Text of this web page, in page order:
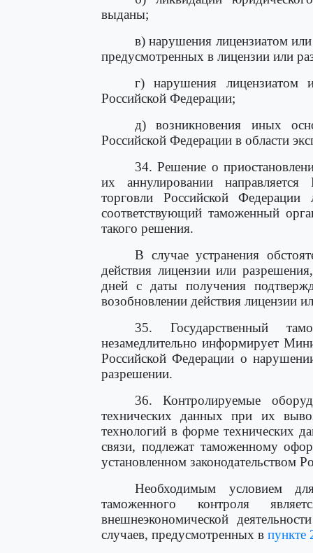
выданы;
в) нарушения лицензиатом
предусмотренных в лицензии или
г) нарушения лицензиатом
Российской Федерации;
д) возникновения иных
Российской Федерации в области
34. Решение о
их аннулировании
торговли Российской
соответствующий таможенный
такого решения.
В случае устранения
действия лицензии или
дней с даты получения
возобновлении действия лицензии
35. Государственный
незамедлительно информирует
Российской Федерации о
разрешении.
36. Контролируемые
технических данных при их
технологий в форме технических
связи, подлежат таможенному
установленном законодательством
Необходимым условием
таможенного контроля
внешнеэкономической
случаев, предусмотренных в пункте